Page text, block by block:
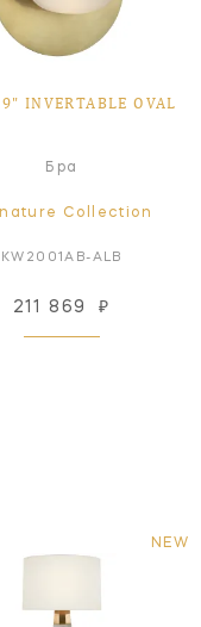
9" INVERTABLE OVAL
Бра
Collection
KW2001AB-ALB
211 869 ₽
NEW